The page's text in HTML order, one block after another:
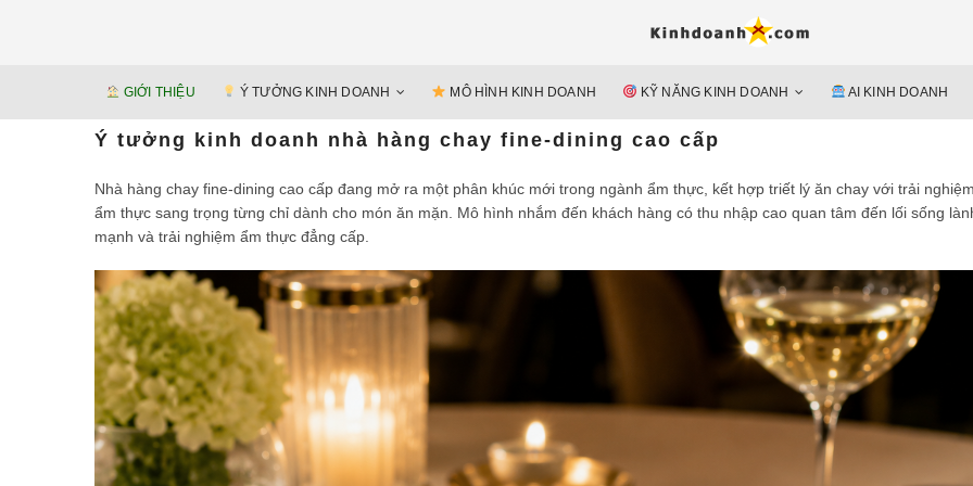
GIỚI THIỆU Ý TƯỞNG KINH DOANH MÔ HÌNH KINH DOANH KỸ NĂNG KINH DOANH AI KINH DOANH
Ý tưởng kinh doanh nhà hàng chay fine-dining cao cấp
Nhà hàng chay fine-dining cao cấp đang mở ra một phân khúc mới trong ngành ẩm thực, kết hợp triết lý ăn chay với trải nghiệm
ẩm thực sang trọng từng chỉ dành cho món ăn mặn. Mô hình nhắm đến khách hàng có thu nhập cao quan tâm đến lối sống
mạnh và trải nghiệm ẩm thực đẳng cấp.